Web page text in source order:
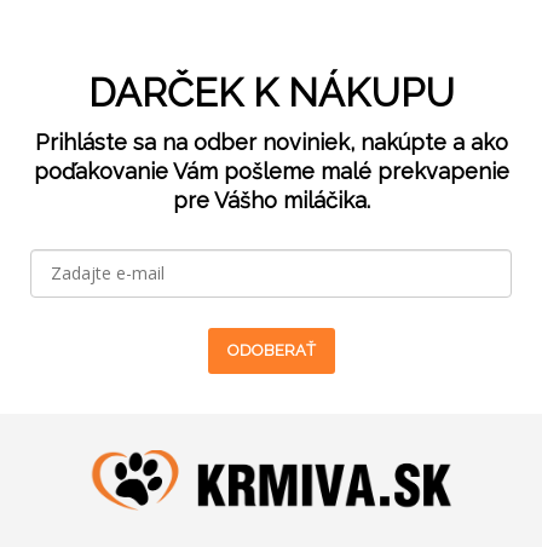
DARČEK K NÁKUPU
Prihláste sa na odber noviniek, nakúpte a ako
poďakovanie Vám pošleme malé prekvapenie
pre Vášho miláčika.
ODOBERAŤ